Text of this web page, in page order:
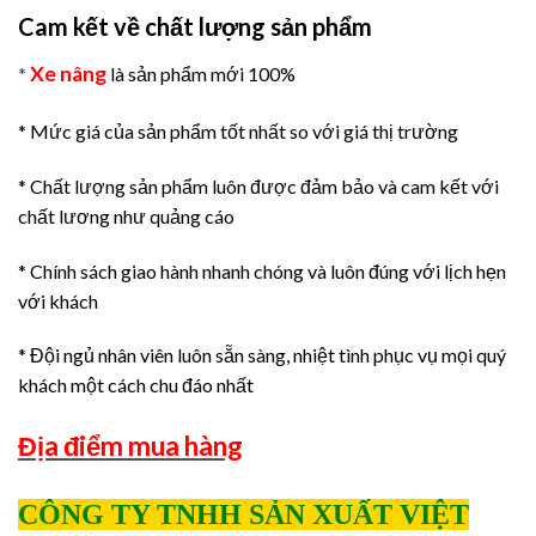
Cam kết về chất lượng sản phẩm
* Xe nâng là sản phẩm mới 100%
* Mức giá của sản phẩm tốt nhất so với giá thị trường
* Chất lượng sản phẩm luôn được đảm bảo và cam kết với
chất lương như quảng cáo
* Chính sách giao hành nhanh chóng và luôn đúng với lịch hẹn
với khách
* Đội ngủ nhân viên luôn sẵn sàng, nhiệt tình phục vụ mọi quý
khách một cách chu đáo nhất
Địa điểm mua hàng
CÔNG TY TNHH SẢN XUẤT VIỆT